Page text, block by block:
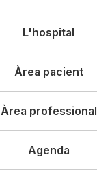
L'hospital
Àrea pacient
Àrea professional
Agenda